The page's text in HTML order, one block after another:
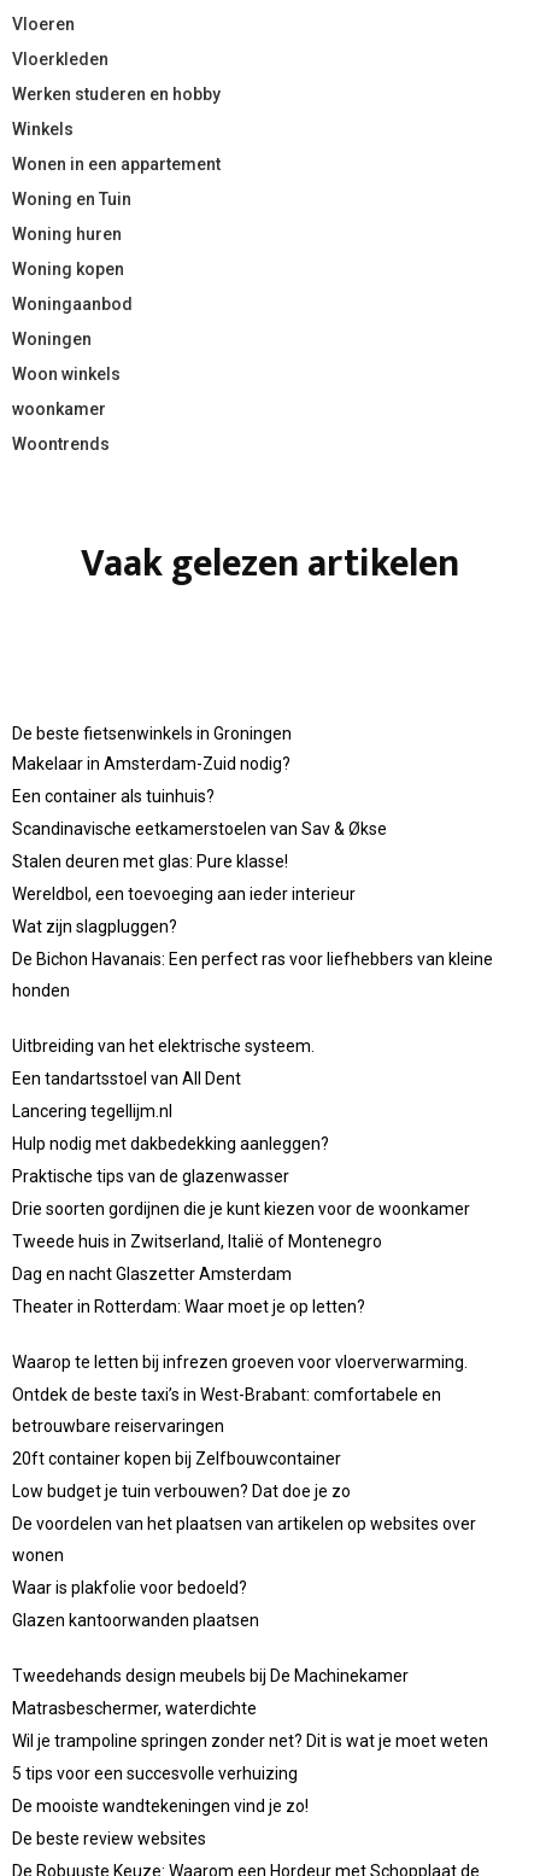
Vloeren
Vloerkleden
Werken studeren en hobby
Winkels
Wonen in een appartement
Woning en Tuin
Woning huren
Woning kopen
Woningaanbod
Woningen
Woon winkels
woonkamer
Woontrends
Vaak gelezen artikelen
De beste fietsenwinkels in Groningen
Makelaar in Amsterdam-Zuid nodig?
Een container als tuinhuis?
Scandinavische eetkamerstoelen van Sav & Økse
Stalen deuren met glas: Pure klasse!
Wereldbol, een toevoeging aan ieder interieur
Wat zijn slagpluggen?
De Bichon Havanais: Een perfect ras voor liefhebbers van kleine
honden
Uitbreiding van het elektrische systeem.
Een tandartsstoel van All Dent
Lancering tegellijm.nl
Hulp nodig met dakbedekking aanleggen?
Praktische tips van de glazenwasser
Drie soorten gordijnen die je kunt kiezen voor de woonkamer
Tweede huis in Zwitserland, Italië of Montenegro
Dag en nacht Glaszetter Amsterdam
Theater in Rotterdam: Waar moet je op letten?
Waarop te letten bij infrezen groeven voor vloerverwarming.
Ontdek de beste taxi’s in West-Brabant: comfortabele en
betrouwbare reiservaringen
20ft container kopen bij Zelfbouwcontainer
Low budget je tuin verbouwen? Dat doe je zo
De voordelen van het plaatsen van artikelen op websites over
wonen
Waar is plakfolie voor bedoeld?
Glazen kantoorwanden plaatsen
Tweedehands design meubels bij De Machinekamer
Matrasbeschermer, waterdichte
Wil je trampoline springen zonder net? Dit is wat je moet weten
5 tips voor een succesvolle verhuizing
De mooiste wandtekeningen vind je zo!
De beste review websites
De Robuuste Keuze: Waarom een Hordeur met Schopplaat de